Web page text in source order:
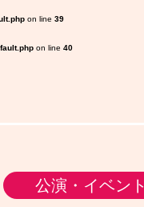
on line 39
on line 40
公演・イベント